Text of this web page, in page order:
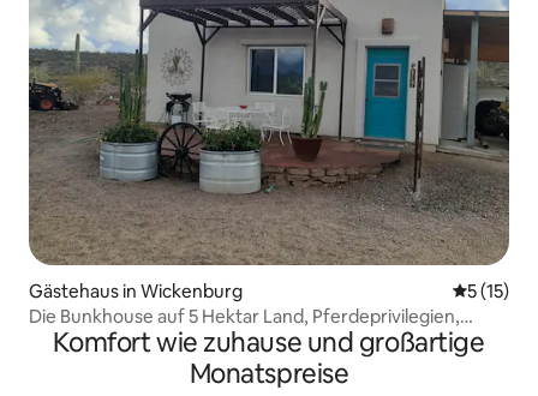
Gästehaus in Wickenburg
5 (15)
Die Bunkhouse auf 5 Hektar Land, Pferdeprivilegien,
Aussicht!
Komfort wie zuhause und großartige
Monatspreise